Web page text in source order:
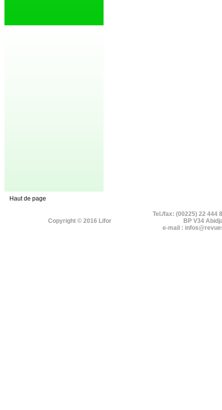
Haut de page
Copyright © 2016 Lifor
Tel./fax: (00225) 22 444
BP V34
e-mail :